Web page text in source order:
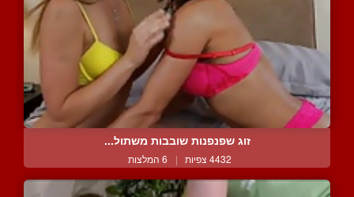
זוג שפנפנות שובבות משתול...
4432 צפיות | 6 המלצות